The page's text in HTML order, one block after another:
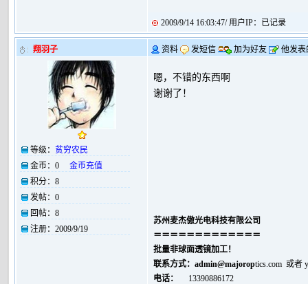
2009/9/14 16:03:47/ 用户IP：已记录
翔羽子 资料 发短信 加为好友 他发表
等级： 贫穷农民
金币： 0
金币充值
积分： 8
发帖： 0
回帖： 8
注册： 2009/9/19
嗯，不错的东西啊
谢谢了！
苏州麦杰傲光电科技有限公司
＝＝＝＝＝＝＝＝＝＝＝＝＝
批量非球面透镜加工！
联系方式： admin@majoroptics.com 或者
电话：
13390886172